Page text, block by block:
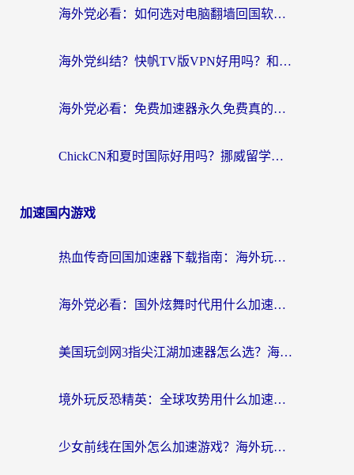
海外党必看：如何选对电脑翻墙回国软件，轻松解锁国内资源？
海外党纠结？快帆TV版VPN好用吗？和扇贝手游VPN对比哪个回国效果更好？
海外党必看：免费加速器永久免费真的存在吗？教你选对回国加速器无缝刷国内资源
ChickCN和夏时国际好用吗？挪威留学生亲测3款回国加速器，附穿梭和加速喵对比指南
加速国内游戏
热血传奇回国加速器下载指南：海外玩家如何流畅砍怪不卡顿？
海外党必看：国外炫舞时代用什么加速器比较好？解决延迟卡顿的终极方案
美国玩剑网3指尖江湖加速器怎么选？海外党亲测避坑指南
境外玩反恐精英：全球攻势用什么加速器？2026海外玩家亲测实用指南
少女前线在国外怎么加速游戏？海外玩家必看的国服游戏畅玩指南